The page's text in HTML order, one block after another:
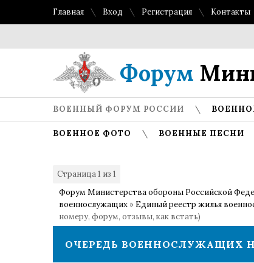
Главная Вход Регистрация Контакты
Форум
ВОЕННЫЙ ФОРУМ РОССИИ
ВОЕННОЕ ФОТО ВОЕННЫЕ ПЕСНИ
Страница1 из 1
Форум Министерства обороны Российской
военнослужащих » Единый реестр жилья
номеру, форум, отзывы, как встать)
ОЧЕРЕДЬ ВОЕННОСЛУЖАЩИХ